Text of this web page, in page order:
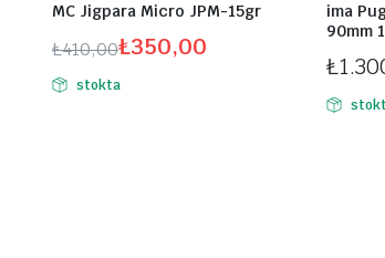
MC Jigpara Micro JPM-15gr
₺410,00
Orijinal
fiyat:
₺350,00
Şu
andaki
stokta
ima
90mm
₺